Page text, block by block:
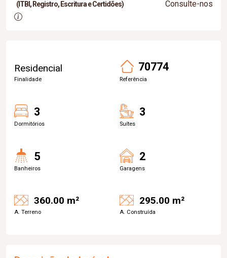
(ITBI, Registro, Escritura e Certidões) Consulte-nos
Residencial
Finalidade
70774
Referência
3
Dormitórios
3
Suítes
5
Banheiros
2
Garagens
360.00 m²
A. Terreno
295.00 m²
A. Construída